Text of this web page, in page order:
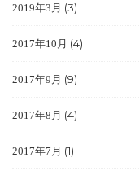
2019年3月 (3)
2017年10月 (4)
2017年9月 (9)
2017年8月 (4)
2017年7月 (1)